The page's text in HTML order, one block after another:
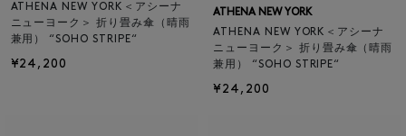
ATHENA NEW YORK＜アシーナ
ニューヨーク＞ 折り畳み傘（晴雨
兼用） “SOHO STRIPE“
¥24,200
ATHENA NEW YORK
ATHENA NEW YORK＜アシーナ
ニューヨーク＞ 折り畳み傘（晴雨
兼用） “SOHO STRIPE“
¥24,200